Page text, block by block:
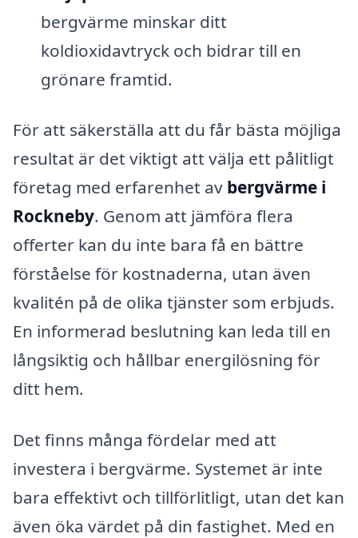
bergvärme minskar ditt
koldioxidavtryck och bidrar till en
grönare framtid.
För att säkerställa att du får bästa möjliga
resultat är det viktigt att välja ett pålitligt
företag med erfarenhet av bergvärme i
Rockneby. Genom att jämföra flera
offerter kan du inte bara få en bättre
förståelse för kostnaderna, utan även
kvalitén på de olika tjänster som erbjuds.
En informerad beslutning kan leda till en
långsiktig och hållbar energilösning för
ditt hem.
Det finns många fördelar med att
investera i bergvärme. Systemet är inte
bara effektivt och tillförlitligt, utan det kan
även öka värdet på din fastighet. Med en